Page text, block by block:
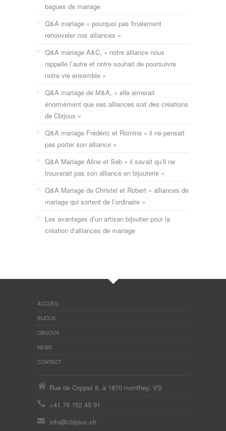
bagues de mariage
Q&A mariage « pourquoi pas finalement
renouveler nos alliances »
Q&A mariage A&C, « notre alliance nous
rappelle l’autre et notre souhait de poursuivre
notre vie ensemble »
Q&A mariage de M&A, « elle aimerait
énormément que ses alliances soit des créations
de Cbijoux »
Q&A mariage Frédéric et Romina « il ne pensait
pas porter son alliance »
Q&A Mariage Aline et Seb « il savait qu’il ne
trouverait pas son alliance en bijouterie »
Q&A Mariage de Christel et Robert « alliances de
mariage qui sortent de l’ordinaire »
Les avantages d’un artisan bijoutier pour la
création d’alliances de mariage
ACCUEIL
BIJOUX
CBIJOUX
NEWS
CONTACT
Rue de Coppet 8, à 1870 monthey, VS
+41 79 152 45 91
info@cbijoux.ch